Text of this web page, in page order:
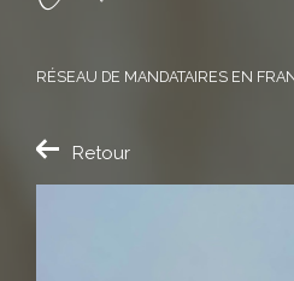
RÉSEAU DE MANDATAIRES EN
Retour